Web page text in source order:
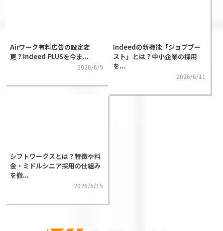
Airワーク有料広告の設定変
更？Indeed PLUSを今ま...
2026/6/9
Indeedの新機能「ジョブブー
スト」とは？中小企業の採用
を...
2026/6/11
シフトワークスとは？特徴や料
金・ミドルシニア採用の仕組み
を徹...
2026/6/15